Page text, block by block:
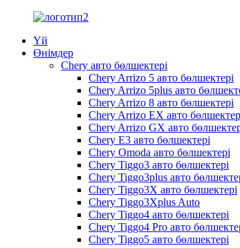
Үй
Өнімдер
Chery авто бөлшектері
Chery Arrizo 5 авто бөлшектері
Chery Arrizo 5plus авто
Chery Arrizo 8 авто бөлшектері
Chery Arrizo EX авто
Chery Arrizo GX авто
Chery E3 авто бөлшектері
Chery Omoda авто бөлшектері
Chery Tiggo3 авто бөлшектері
Chery Tiggo3plus авто
Chery Tiggo3X авто бөлшектері
Chery Tiggo3Xplus Auto
Chery Tiggo4 авто бөлшектері
Chery Tiggo4 Pro авто
Chery Tiggo5 авто бөлшектері